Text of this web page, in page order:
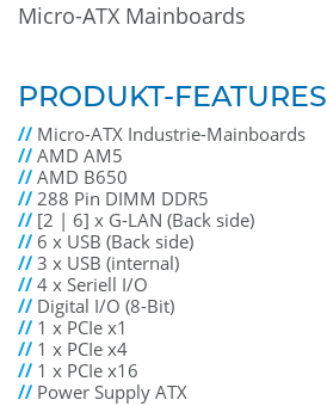
Micro-ATX Mainboards
PRODUKT-FEATURES
// Micro-ATX Industrie-Mainboards
//AMD AM5
//AMD B650
//288 Pin DIMM DDR5
// [2 | 6] x G-LAN (Back side)
// 6 x USB (Back side)
//3 x USB (internal)
//4 x Seriell I/O
// Digital I/O (8-Bit)
// 1 x PCIe x1
// 1 x PCIe x4
// 1 x PCIe x16
// Power Supply ATX